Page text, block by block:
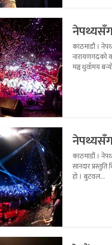
काठमाडौं ।
नारायणगढको
मञ्च धुवाँमय
काठमाडौं ।
सानदार
हो । बुटवल...